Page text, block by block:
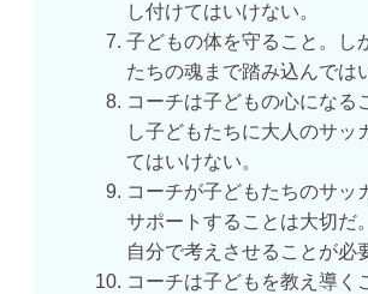
し付けてはいけない。
子どもの体を守ること。し
たちの魂まで踏み込んでは
コーチは子どもの心になる
し子どもたちに大人のサッ
てはいけない。
コーチが子どもたちのサッ
サポートすることは大切だ
自分で考えさせることが必
コーチは子どもを教え導く